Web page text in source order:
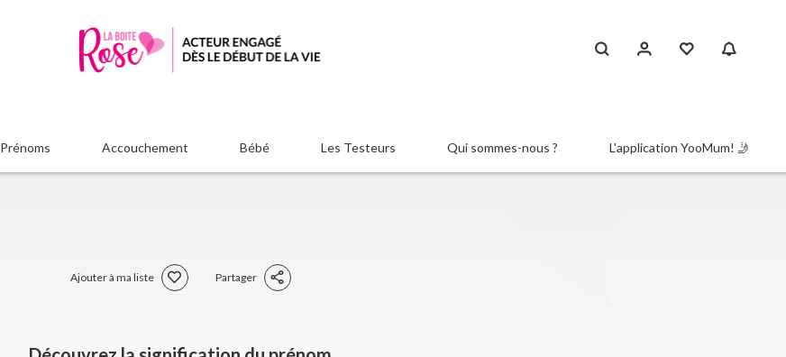
Prénoms Accouchement Bébé Les Testeurs Qui sommes-nous ? L'application YooMum! 🤳
Ajouter à ma liste Partager